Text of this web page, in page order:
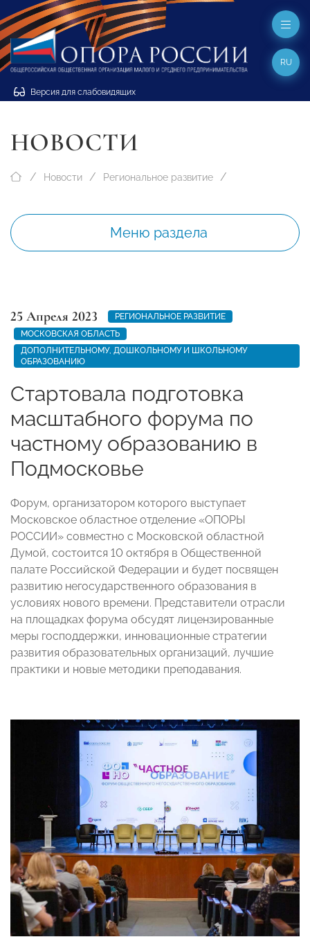
Версия для слабовидящих
RU
НОВОСТИ
Новости Региональное развитие
Меню раздела
25 Апреля 2023
РЕГИОНАЛЬНОЕ РАЗВИТИЕ
МОСКОВСКАЯ ОБЛАСТЬ
ДОПОЛНИТЕЛЬНОМУ, ДОШКОЛЬНОМУ И ШКОЛЬНОМУ
ОБРАЗОВАНИЮ
Стартовала подготовка
масштабного форума по
частному образованию в
Подмосковье
Форум, организатором которого выступает
Московское областное отделение «ОПОРЫ
РОССИИ» совместно с Московской областной
Думой, состоится 10 октября в Общественной
палате Российской Федерации и будет посвящен
развитию негосударственного образования в
условиях нового времени. Представители отрасли
на площадках форума обсудят лицензированные
меры господдержки, инновационные стратегии
развития образовательных организаций, лучшие
практики и новые методики преподавания.